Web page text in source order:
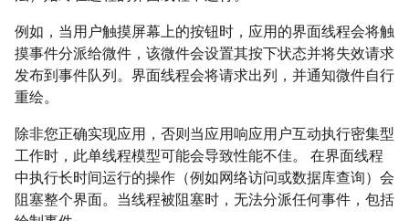
例如，当用户触摸屏幕上的按钮时，应用的界面线程会将触
摸事件分派给微件，该微件会设置其按下状态并将失效请求
发布到事件队列。界面线程会将请求出列，并通知微件自行
重绘。
除非您正确实现应用，否则当应用响应用户互动执行密集型
工作时，此单线程模型可能会导致性能不佳。 在界面线程
中执行长时间运行的操作（例如网络访问或数据库查询）会
阻塞整个界面。当线程被阻塞时，无法分派任何事件，包括